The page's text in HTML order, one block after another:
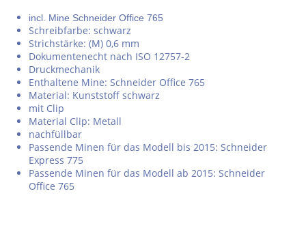
incl. Mine Schneider Office 765
Schreibfarbe: schwarz
Strichstärke: (M) 0,6 mm
Dokumentenecht nach ISO 12757-2
Druckmechanik
Enthaltene Mine: Schneider Office 765
Material: Kunststoff schwarz
mit Clip
Material Clip: Metall
nachfüllbar
Passende Minen für das Modell bis 2015: Schneider
Express 775
Passende Minen für das Modell ab 2015: Schneider
Office 765